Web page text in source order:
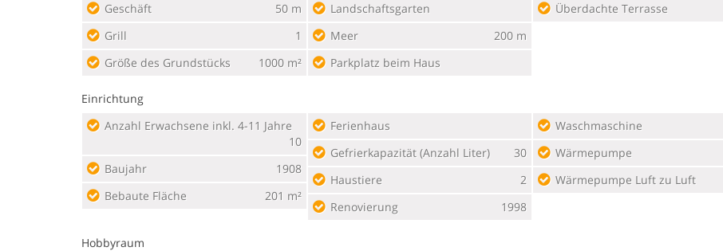
Geschäft
50 m
Grill
1
Größe des Grundstücks
1000 m²
Landschaftsgarten
Meer
200 m
Parkplatz beim Haus
Überdachte Terrasse
Einrichtung
Anzahl Erwachsene inkl. 4-11 Jahre
10
Baujahr
1908
Bebaute Fläche
201 m²
Ferienhaus
Gefrierkapazität (Anzahl Liter)
30
Haustiere
2
Renovierung
1998
Waschmaschine
Wärmepumpe
Wärmepumpe Luft zu Luft
Hobbyraum